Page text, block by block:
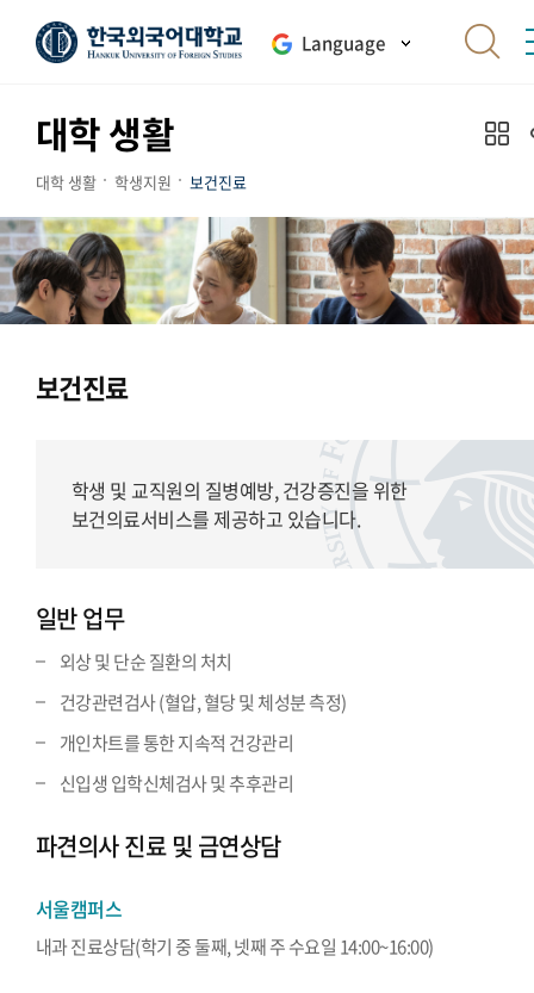
Language
대학 생활
대학 생활 학생지원 보건진료
보건진료
학생 및 교직원의 질병예방, 건강증진을 위한
보건의료서비스를 제공하고 있습니다.
일반 업무
외상 및 단순 질환의 처치
건강관련검사 (혈압, 혈당 및 체성분 측정)
개인차트를 통한 지속적 건강관리
신입생 입학신체검사 및 추후관리
파견의사 진료 및 금연상담
서울캠퍼스
내과 진료상담(학기 중 둘째, 넷째 주 수요일 14:00~16:00)